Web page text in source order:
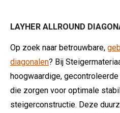
LAYHER ALLROUND
Op zoek naar betrouwbare,
diagonalen? Bij
hoogwaardige,
die zorgen voor optimale
steigerconstructie. Deze